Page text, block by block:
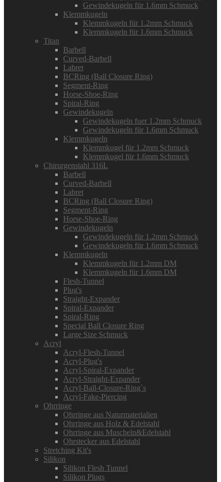
Gewindekugeln für 1.6mm Schmuck
Klemmkugeln
Klemmkugeln für 1.2mm Schmuck
Klemmkugeln für 1.6mm Schmuck
Titan
Barbell
Curved-Barbell
Labret
BCRing (Ball Closure Ring)
Segment-Ring
Horse-Shoe-Ring
Spiral-Ring
Gewindekugeln
Gewindekugeln fuer 1.2mm Schmuck
Gewindekugeln für 1.6mm Schmuck
Klemmkugeln
Klemmkugel für 1.2mm Schmuck
Klemmkugel für 1.6mm Schmuck
Chirurgenstahl 316L
Barbell
Curved-Barbell
Labret
BCRing (Ball Closure Ring)
Segment-Ring
Horse-Shoe-Ring
Gewindekugeln
Gewindekugeln für 1.2mm Schmuck
Gewindekugeln für 1.6mm Schmuck
Klemmkugeln
Klemmkugeln für 1.2mm DM
Klemmkugeln für 1.6mm DM
Flesh-Tunnel
Plug's
Straight-Expander
Spiral-Expander
Spiral-Ring
Special Ball Closure Ring
Large Size Schmuck
Acryl
Acryl-Flesh-Tunnel
Acryl-Plug's
Acryl-Spiral-Expander
Acryl-Straight-Expander
Acryl-Ball-Closure-Ring`s
Acryl-Fake-Piercing
Ohrringe
Ohrringe aus Naturmaterialien
Ohrringe aus Holz & Edelstahl
Ohrringe aus Muscheln&Edelstahl
Ohrstecker aus Edelstahl
Stretching Kit's
Silikon
Silikon Flesh Tunnel
Silikon Plugs